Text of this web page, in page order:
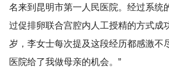
名来到昆明市第一人民医院。经过系统
过促排卵联合宫腔内人工授精的方式成
岁，李女士每次提及这段经历都感激不
医院给了我做母亲的机会。”